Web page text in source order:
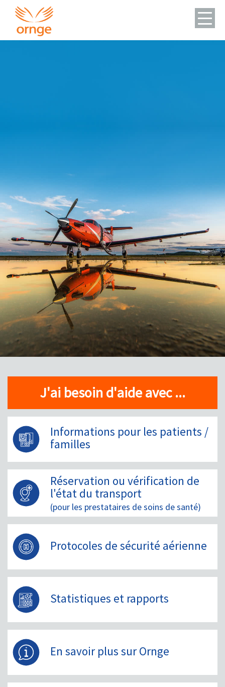
J'ai besoin d'aide avec ...
Informations pour les patients /
familles
Réservation ou vérification de
l'état du transport
(pour les prestataires de soins de santé)
Protocoles de sécurité aérienne
Statistiques et rapports
En savoir plus sur Ornge